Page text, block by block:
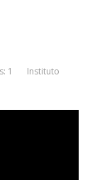
1
Instituto